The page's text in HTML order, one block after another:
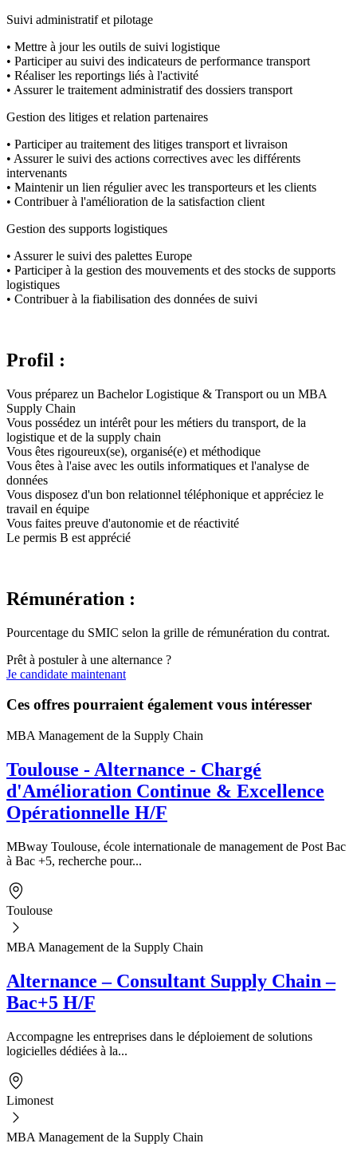
Suivi administratif et pilotage
• Mettre à jour les outils de suivi logistique
• Participer au suivi des indicateurs de performance transport
• Réaliser les reportings liés à l'activité
• Assurer le traitement administratif des dossiers transport
Gestion des litiges et relation partenaires
• Participer au traitement des litiges transport et livraison
• Assurer le suivi des actions correctives avec les différents
intervenants
• Maintenir un lien régulier avec les transporteurs et les clients
• Contribuer à l'amélioration de la satisfaction client
Gestion des supports logistiques
• Assurer le suivi des palettes Europe
• Participer à la gestion des mouvements et des stocks de supports
logistiques
• Contribuer à la fiabilisation des données de suivi
Profil :
Vous préparez un Bachelor Logistique & Transport ou un MBA
Supply Chain
Vous possédez un intérêt pour les métiers du transport, de la
logistique et de la supply chain
Vous êtes rigoureux(se), organisé(e) et méthodique
Vous êtes à l'aise avec les outils informatiques et l'analyse de
données
Vous disposez d'un bon relationnel téléphonique et appréciez le
travail en équipe
Vous faites preuve d'autonomie et de réactivité
Le permis B est apprécié
Rémunération :
Pourcentage du SMIC selon la grille de rémunération du contrat.
Prêt à postuler à une alternance ?
Je candidate maintenant
Ces offres pourraient également vous intéresser
MBA Management de la Supply Chain
Toulouse - Alternance - Chargé
d'Amélioration Continue & Excellence
Opérationnelle H/F
MBway Toulouse, école internationale de management de Post Bac
à Bac +5, recherche pour...
Toulouse
MBA Management de la Supply Chain
Alternance – Consultant Supply Chain –
Bac+5 H/F
Accompagne les entreprises dans le déploiement de solutions
logicielles dédiées à la...
Limonest
MBA Management de la Supply Chain